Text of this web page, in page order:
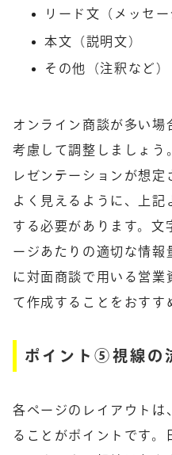
リード文（メッセ
本文（説明文
その他（注釈な
オンライン商談が多い場
考慮して調整しましょう
レゼンテーションが想定
よく見えるように、上記
する必要があります。文
ージあたりの適切な情報
に対面商談で用いる営業
て作成することをおすす
ポイント⑤視線の
各ページのレイアウトは
ることがポイントです。